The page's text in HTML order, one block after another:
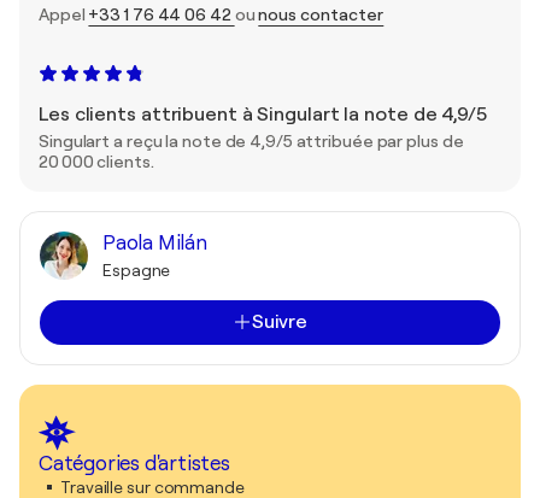
Appel +33 1 76 44 06 42 ounous contacter
Les clients attribuent à Singulart la note de 4,9/5
Singulart a reçu la note de 4,9/5 attribuée par plus de
20 000 clients.
Paola Milán
Espagne
Suivre
Catégories d'artistes
Travaille sur commande